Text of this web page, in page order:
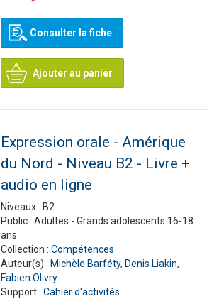
Consulter la fiche
Ajouter au panier
Expression orale - Amérique
du Nord - Niveau B2 - Livre +
audio en ligne
Niveaux : B2
Public : Adultes - Grands adolescents 16-18
ans
Collection : Compétences
Auteur(s) : Michèle Barféty, Denis Liakin,
Fabien Olivry
Support : Cahier d'activités